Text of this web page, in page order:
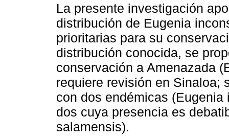
La presente investigación
distribución de Eugenia
prioritarias para su
distribución conocida, se
conservación a Amenazada
requiere revisión en Sinaloa;
con dos endémicas
dos cuya presencia es
salamensis).